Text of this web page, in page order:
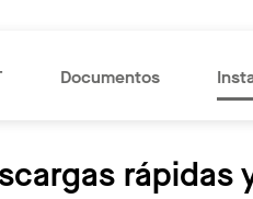
Documentos
rápidas